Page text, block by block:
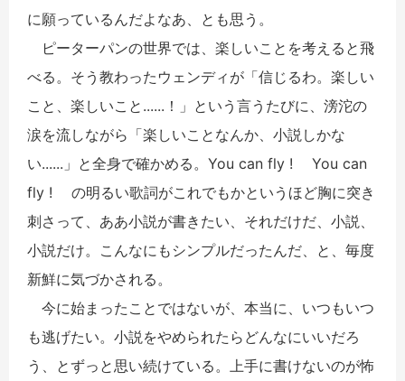
に願っているんだよなあ、とも思う。
ピーターパンの世界では、楽しいことを考えると飛
べる。そう教わったウェンディが「信じるわ。楽しい
こと、楽しいこと......！」という言うたびに、滂沱の
涙を流しながら「楽しいことなんか、小説しかな
い......」と全身で確かめる。You can fly ! You can
fly ! の明るい歌詞がこれでもかというほど胸に突き
刺さって、ああ小説が書きたい、それだけだ、小説、
小説だけ。こんなにもシンプルだったんだ、と、毎度
新鮮に気づかされる。
今に始まったことではないが、本当に、いつもいつ
も逃げたい。小説をやめられたらどんなにいいだろ
う、とずっと思い続けている。上手に書けないのが怖